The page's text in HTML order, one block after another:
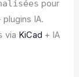
pour
plugins IA.
via KiCad + IA